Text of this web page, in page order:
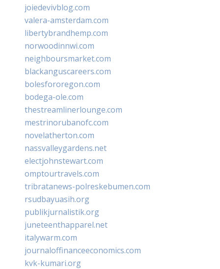
joiedevivblog.com
valera-amsterdam.com
libertybrandhemp.com
norwoodinnwi.com
neighboursmarket.com
blackanguscareers.com
bolesfororegon.com
bodega-ole.com
thestreamlinerlounge.com
mestrinorubanofc.com
novelatherton.com
nassvalleygardens.net
electjohnstewart.com
omptourtravels.com
tribratanews-polreskebumen.com
rsudbayuasih.org
publikjurnalistik.org
juneteenthapparel.net
italywarm.com
journaloffinanceeconomics.com
kvk-kumari.org